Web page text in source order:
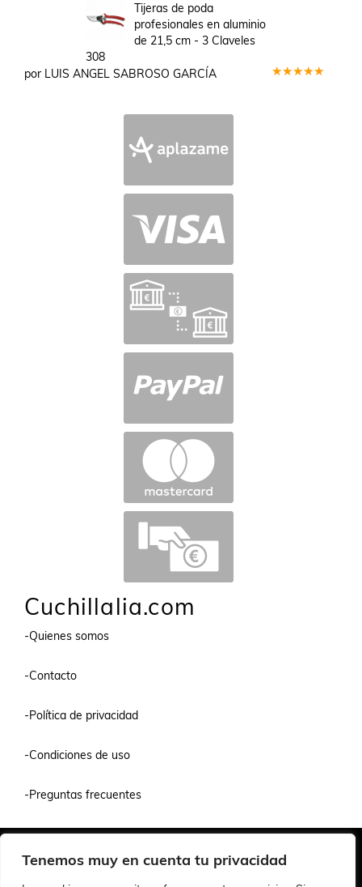
Tenemos muy en cuenta tu privacidad
Tijeras de poda
profesionales en aluminio
de 21,5 cm - 3 Claveles
308
por LUIS ANGEL SABROSO GARCÍA
Cuchillalia.com
-Quienes somos
-Contacto
-Política de privacidad
-Condiciones de uso
-Preguntas frecuentes
© 2026 Cuchillalia.com